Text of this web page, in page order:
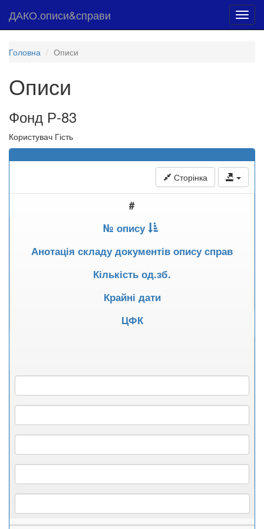
ДАКО.описи&справи
Головна Описи
Описи
Фонд Р-83
Користувач Гість
Сторінка
#
№ опису
Анотація складу документів опису справ
Кількість од.зб.
Крайні дати
ЦФК